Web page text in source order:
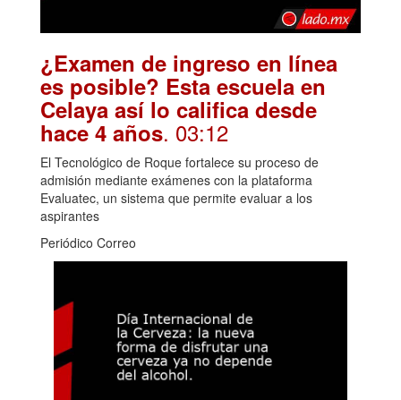
¿Examen de ingreso en línea
es posible? Esta escuela en
Celaya así lo califica desde
hace 4 años. 03:12
El Tecnológico de Roque fortalece su proceso de
admisión mediante exámenes con la plataforma
Evaluatec, un sistema que permite evaluar a los
aspirantes
Periódico Correo